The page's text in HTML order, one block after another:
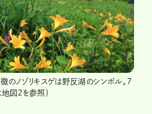
ノゾリキスゲは野反湖のシンボル。7
図２を参照）